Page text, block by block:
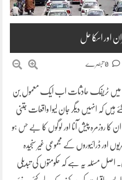
اور اسکا حل
میں ٹریفک حادثات اب ایک معمول بن
ہیں کہ انہیں دیگر جان لیوا واقعات جتنی
کا روزمرہ پیش آنا اور لوگوں کا بے حس ہو
اور ڈرائیوروں کے مجموعی غیر سنجیدہ
مسئلہ یہ ہے کہ حکومتوں کی تبدیلی